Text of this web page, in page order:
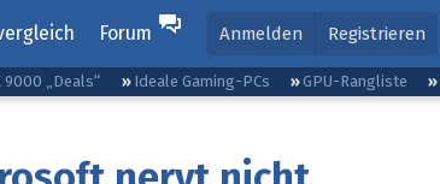
Forum Anmelden Registrieren
9000 „Deals“ Ideale Gaming-PCs GPU-Rangliste